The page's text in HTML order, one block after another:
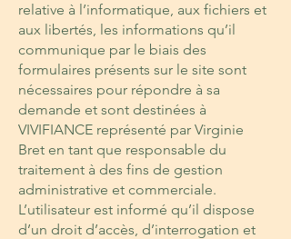
relative à l’informatique, aux fichiers et
aux libertés, les informations qu’il
communique par le biais des
formulaires présents sur le site sont
nécessaires pour répondre à sa
demande et sont destinées à
VIVIFIANCE représenté par Virginie
Bret en tant que responsable du
traitement à des fins de gestion
administrative et commerciale.
L’utilisateur est informé qu’il dispose
d’un droit d’accès, d’interrogation et